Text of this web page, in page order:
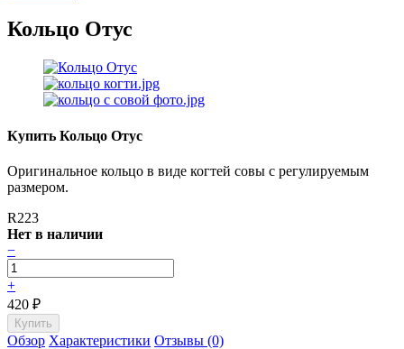
Кольцо Отус
Купить Кольцо Отус
Оригинальное кольцо в виде когтей совы с регулируемым
размером.
R223
Нет в наличии
−
+
420 ₽
Обзор Характеристики Отзывы (0)